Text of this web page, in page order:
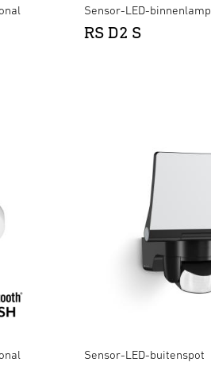
Sensor-LED-binnenlamp
RS D2 S
Sensor-LED-buitenspot